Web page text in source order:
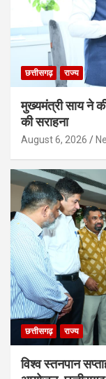
छत्तीसगढ़ राज्य
मुख्यमंत्री साय ने
की सराहना
August 6, 2026
छत्तीसगढ़ राज्य
विश्व स्तनपान